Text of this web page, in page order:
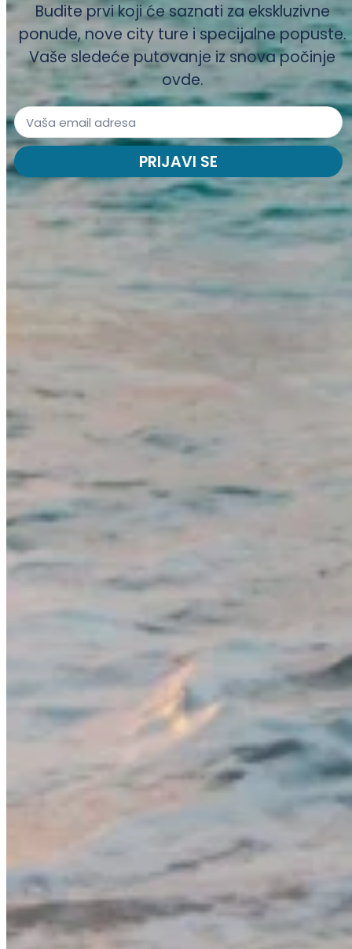
Budite prvi koji će saznati za ekskluzivne
ponude, nove city ture i specijalne popuste.
Vaše sledeće putovanje iz snova počinje
ovde.
PRIJAVI SE